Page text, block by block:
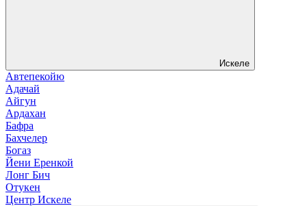
Искеле
Автепекойю
Адачай
Айгун
Ардахан
Бафра
Бахчелер
Богаз
Йени Еренкой
Лонг Бич
Отукен
Центр Искеле